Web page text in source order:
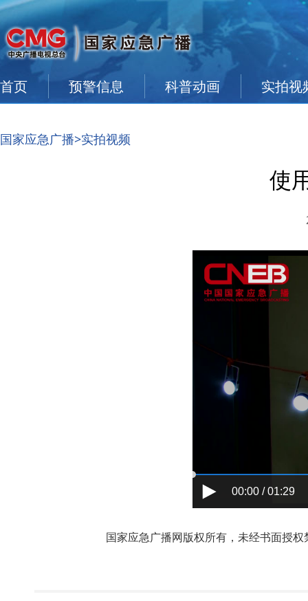
首页 预警信息 科普动画 实拍视
国家应急广播>实拍视频
使
00:00 / 01:29
国家应急广播网版权所有，未经书面授权